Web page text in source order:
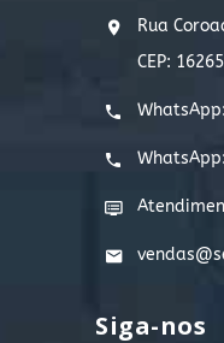
Rua
CEP:
WhatsApp:
WhatsApp:
Siga-nos